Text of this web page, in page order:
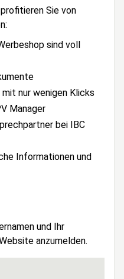
Sie von
sind voll
nur wenigen Klicks
Manager
bei IBC
Informationen und
und Ihr
anzumelden.